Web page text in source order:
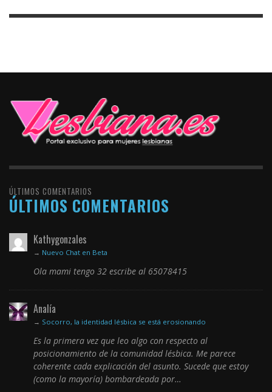
ÚLTIMOS COMENTARIOS
ÚLTIMOS COMENTARIOS
Kathygonzales
→ Nuevo Chat en Beta
Ola mami tengo 32 escribe al 65078415
Analía
→ Socorro, la identidad lésbica se está erosionando
Es la primera vez que leo algo con respecto al
posicionamiento de la comunidad lésbica. Me parece
coherente cada explicación del asunto. Sucede que estoy
(como la mayoría) bombardeada por…